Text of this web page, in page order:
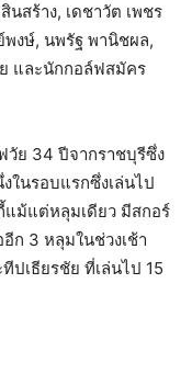
สร้าง, เดชาวัต เพชร
พงษ์, นพรัฐ พานิชผล,
และนักกอล์ฟสมัคร
ย 34 ปีจากราชบุรีซึ่ง
ในรอบแรกซึ่งเล่นไป
แม้แต่หลุมเดียว มีสกอร์
ก 3 หลุมในช่วงเช้า
ปเธียรชัย ที่เล่นไป 15